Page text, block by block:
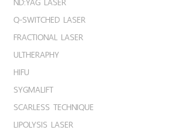
Q-SWITCHED LASER
FRACTIONAL LASER
ULTHERAPHY
HIFU
SYGMALIFT
SCARLESS TECHNIQUE
LIPOLYSIS LASER